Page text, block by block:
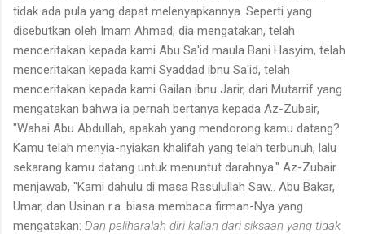
tidak ada pula yang dapat melenyapkannya. Seperti yang
disebutkan oleh Imam Ahmad; dia mengatakan, telah
menceritakan kepada kami Abu Sa'id maula Bani Hasyim, telah
menceritakan kepada kami Syaddad ibnu Sa'id, telah
menceritakan kepada kami Gailan ibnu Jarir, dari Mutarrif yang
mengatakan bahwa ia pernah bertanya kepada Az-Zubair,
"Wahai Abu Abdullah, apakah yang mendorong kamu datang?
Kamu telah menyia-nyiakan khalifah yang telah terbunuh, lalu
sekarang kamu datang untuk menuntut darahnya." Az-Zubair
menjawab, "Kami dahulu di masa Rasulullah Saw.. Abu Bakar,
Umar, dan Usinan r.a. biasa membaca firman-Nya yang
mengatakan: Dan peliharalah diri kalian dari siksaan yang tidak